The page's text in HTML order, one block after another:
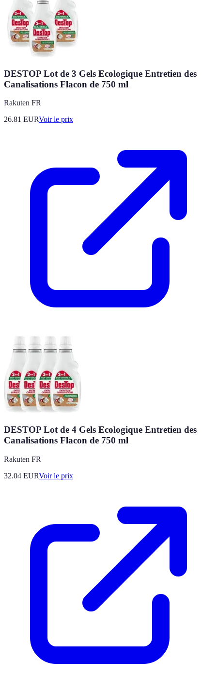
DESTOP Lot de 3 Gels Ecologique Entretien des
Canalisations Flacon de 750 ml
Rakuten FR
26.81 EURVoir le prix
DESTOP Lot de 4 Gels Ecologique Entretien des
Canalisations Flacon de 750 ml
Rakuten FR
32.04 EURVoir le prix